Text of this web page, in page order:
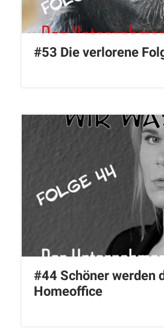
#53 Die verlorene
#44 Schöner werden
Homeoffice